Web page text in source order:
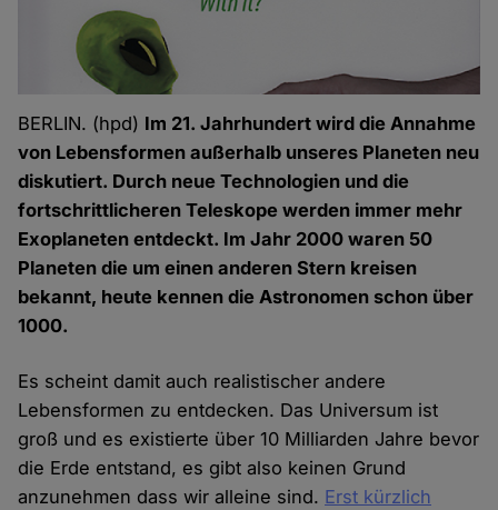
BERLIN. (hpd) Im 21. Jahrhundert wird die Annahme
von Lebensformen außerhalb unseres Planeten neu
diskutiert. Durch neue Technologien und die
fortschrittlicheren Teleskope werden immer mehr
Exoplaneten entdeckt. Im Jahr 2000 waren 50
Planeten die um einen anderen Stern kreisen
bekannt, heute kennen die Astronomen schon über
1000.
Es scheint damit auch realistischer andere
Lebensformen zu entdecken. Das Universum ist
groß und es existierte über 10 Milliarden Jahre bevor
die Erde entstand, es gibt also keinen Grund
anzunehmen dass wir alleine sind. Erst kürzlich